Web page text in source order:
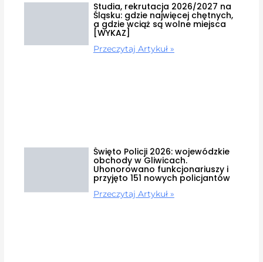
Studia, rekrutacja 2026/2027 na
Śląsku: gdzie najwięcej chętnych,
a gdzie wciąż są wolne miejsca
[WYKAZ]
Przeczytaj Artykuł »
Święto Policji 2026: wojewódzkie
obchody w Gliwicach.
Uhonorowano funkcjonariuszy i
przyjęto 151 nowych policjantów
Przeczytaj Artykuł »